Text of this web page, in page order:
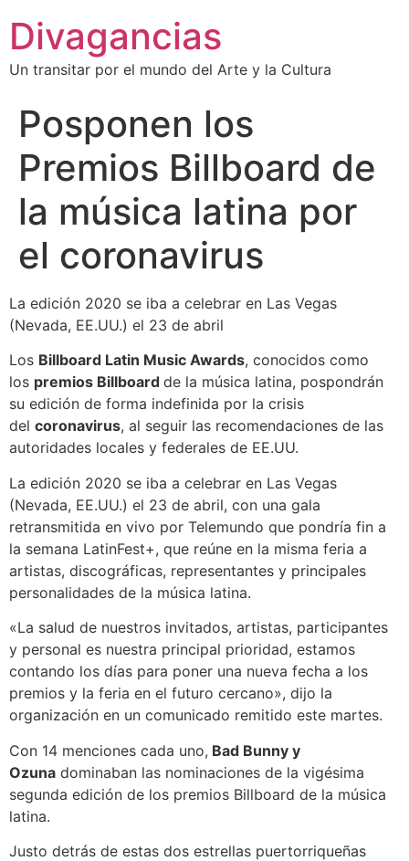
Divagancias
Un transitar por el mundo del Arte y la Cultura
Posponen los
Premios Billboard de
la música latina por
el coronavirus
La edición 2020 se iba a celebrar en Las Vegas
(Nevada, EE.UU.) el 23 de abril
Los Billboard Latin Music Awards, conocidos como
los premios Billboard de la música latina, pospondrán
su edición de forma indefinida por la crisis
del coronavirus, al seguir las recomendaciones de las
autoridades locales y federales de EE.UU.
La edición 2020 se iba a celebrar en Las Vegas
(Nevada, EE.UU.) el 23 de abril, con una gala
retransmitida en vivo por Telemundo que pondría fin a
la semana LatinFest+, que reúne en la misma feria a
artistas, discográficas, representantes y principales
personalidades de la música latina.
«La salud de nuestros invitados, artistas, participantes
y personal es nuestra principal prioridad, estamos
contando los días para poner una nueva fecha a los
premios y la feria en el futuro cercano», dijo la
organización en un comunicado remitido este martes.
Con 14 menciones cada uno, Bad Bunny y
Ozuna dominaban las nominaciones de la vigésima
segunda edición de los premios Billboard de la música
latina.
Justo detrás de estas dos estrellas puertorriqueñas